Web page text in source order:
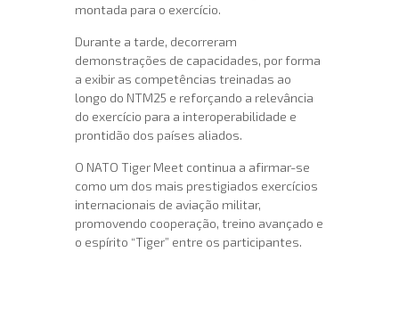
montada para o exercício.
Durante a tarde, decorreram
demonstrações de capacidades, por forma
a exibir as competências treinadas ao
longo do NTM25 e reforçando a relevância
do exercício para a interoperabilidade e
prontidão dos países aliados.
O NATO Tiger Meet continua a afirmar-se
como um dos mais prestigiados exercícios
internacionais de aviação militar,
promovendo cooperação, treino avançado e
o espírito “Tiger” entre os participantes.